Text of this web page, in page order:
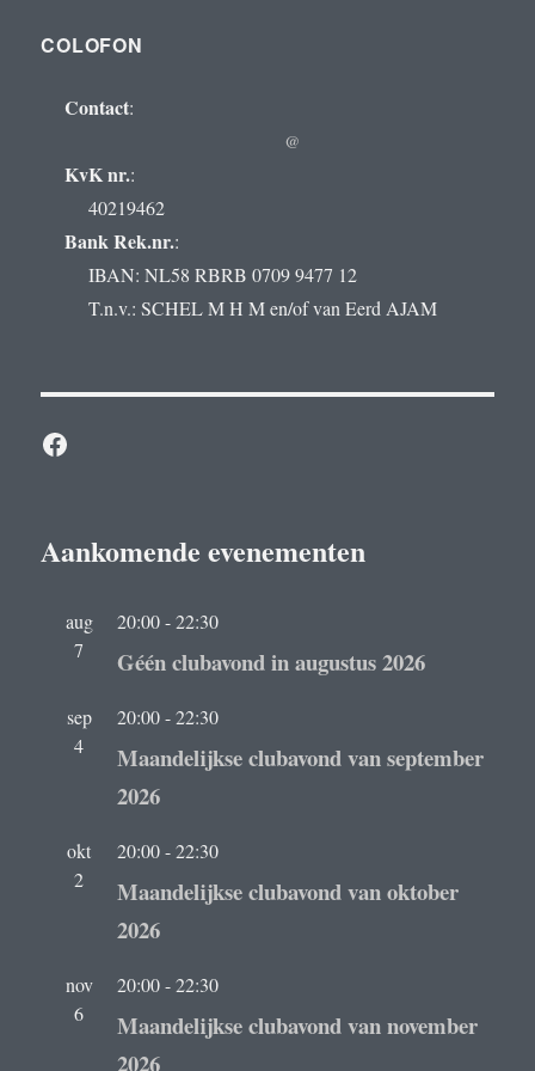
COLOFON
Contact:
@
KvK nr.:
40219462
Bank Rek.nr.:
IBAN: NL58 RBRB 0709 9477 12
T.n.v.: SCHEL M H M en/of van Eerd AJAM
Facebook
Aankomende evenementen
aug
7
20:00-22:30
Géén clubavond in augustus 2026
sep
4
20:00-22:30
Maandelijkse clubavond van september
2026
okt
2
20:00-22:30
Maandelijkse clubavond van oktober
2026
nov
6
20:00-22:30
Maandelijkse clubavond van november
2026